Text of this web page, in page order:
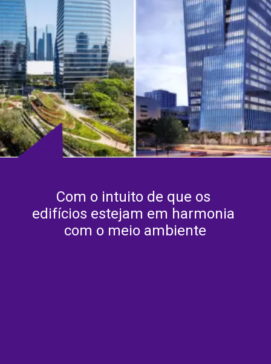
Com o intuito de que os
edifícios estejam em harmonia
com o meio ambiente